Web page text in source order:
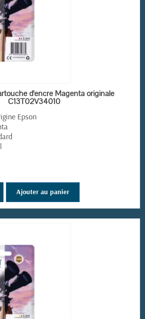
EN STOCK
d'encre Magenta originale
C13T02V34010
Epson
Ajouter au panier